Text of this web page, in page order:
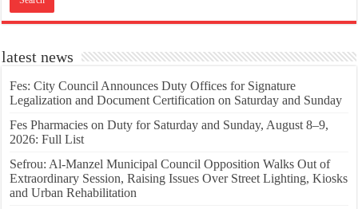
latest news
Fes: City Council Announces Duty Offices for Signature
Legalization and Document Certification on Saturday and Sunday
Fes Pharmacies on Duty for Saturday and Sunday, August 8–9,
2026: Full List
Sefrou: Al-Manzel Municipal Council Opposition Walks Out of
Extraordinary Session, Raising Issues Over Street Lighting, Kiosks
and Urban Rehabilitation